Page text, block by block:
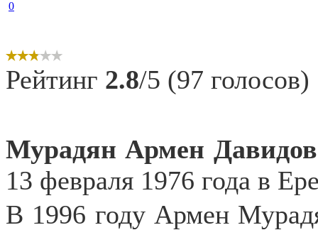
0
Рейтинг 2.8/5 (97 голосов)
Мурадян Армен
13 февраля 1976 года в
В 1996 году Армен